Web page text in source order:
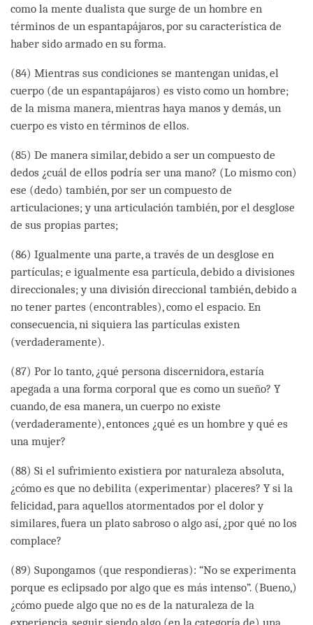
como la mente dualista que surge de un hombre en
términos de un espantapájaros, por su característica de
haber sido armado en su forma.
(84) Mientras sus condiciones se mantengan unidas, el
cuerpo (de un espantapájaros) es visto como un hombre;
de la misma manera, mientras haya manos y demás, un
cuerpo es visto en términos de ellos.
(85) De manera similar, debido a ser un compuesto de
dedos ¿cuál de ellos podría ser una mano? (Lo mismo con)
ese (dedo) también, por ser un compuesto de
articulaciones; y una articulación también, por el desglose
de sus propias partes;
(86) Igualmente una parte, a través de un desglose en
partículas; e igualmente esa partícula, debido a divisiones
direccionales; y una división direccional también, debido a
no tener partes (encontrables), como el espacio. En
consecuencia, ni siquiera las partículas existen
(verdaderamente).
(87) Por lo tanto, ¿qué persona discernidora, estaría
apegada a una forma corporal que es como un sueño? Y
cuando, de esa manera, un cuerpo no existe
(verdaderamente), entonces ¿qué es un hombre y qué es
una mujer?
(88) Si el sufrimiento existiera por naturaleza absoluta,
¿cómo es que no debilita (experimentar) placeres? Y si la
felicidad, para aquellos atormentados por el dolor y
similares, fuera un plato sabroso o algo así, ¿por qué no los
complace?
(89) Supongamos (que respondieras): “No se experimenta
porque es eclipsado por algo que es más intenso”. (Bueno,)
¿cómo puede algo que no es de la naturaleza de la